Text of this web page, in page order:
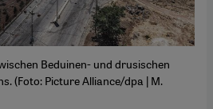
Beduinen- und drusischen
(Foto: Picture Alliance/dpa | M.